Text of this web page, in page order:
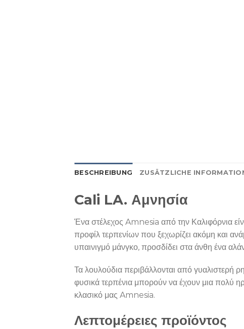
BESCHREIBUNG ZUSÄTZLICHE
Cali LA. Αμνησία
Ένα στέλεχος Amnesia από την Καλιφόρνια
προφίλ τερπενίων που ξεχωρίζει ακόμη και
υπαινιγμό μάνγκο, προσδίδει στα άνθη ένα
Τα λουλούδια περιβάλλονται από γυαλιστερή
φυσικά τερπένια μπορούν να έχουν μια πολύ
κλασικό μας Amnesia.
Λεπτομέρειες προϊόντος